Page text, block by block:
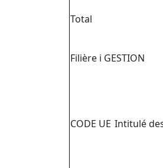
Total
Filière i GESTION
CODE UE Intitulé